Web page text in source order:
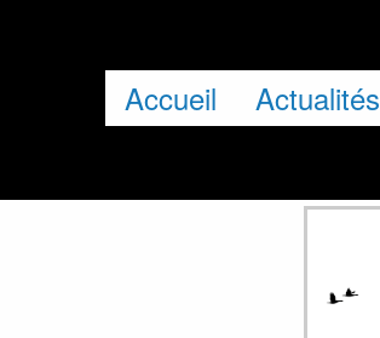
Accueil Actualités